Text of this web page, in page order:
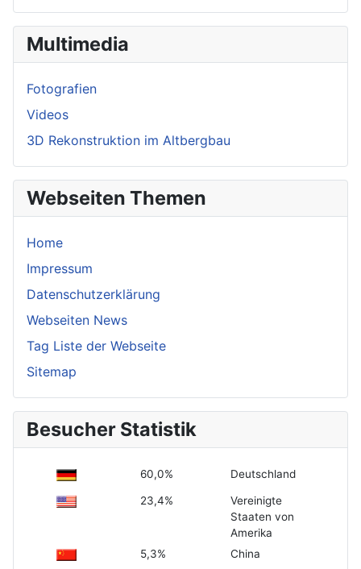
Multimedia
Fotografien
Videos
3D Rekonstruktion im Altbergbau
Webseiten Themen
Home
Impressum
Datenschutzerklärung
Webseiten News
Tag Liste der Webseite
Sitemap
Besucher Statistik
60,0% Deutschland
23,4%
Vereinigte
Staaten von
Amerika
5,3%
China